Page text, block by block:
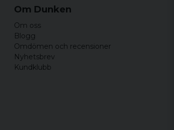
Om Dunken
Om oss
Blogg
Omdömen och recensioner
Nyhetsbrev
Kundklubb